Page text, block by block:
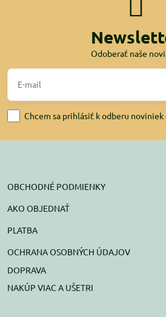
Odoberať naše
Chcem sa prihlásiť k odberu noviniek
OBCHODNÉ PODMIENKY
AKO OBJEDNAŤ
PLATBA
OCHRANA OSOBNÝCH ÚDAJOV
DOPRAVA
NAKÚP VIAC A UŠETRI